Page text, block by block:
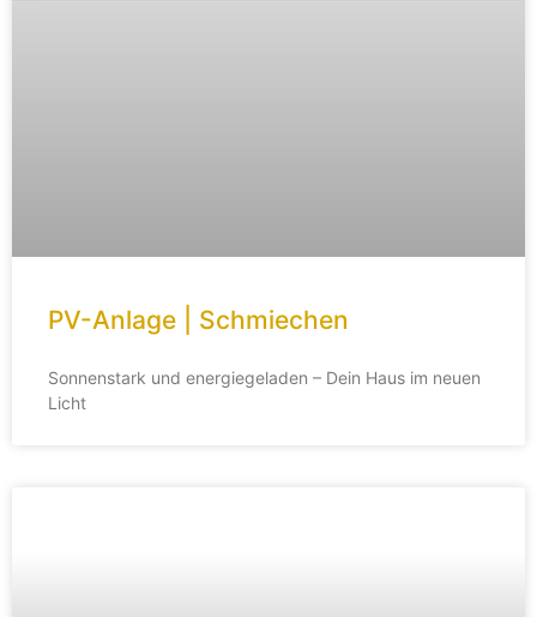
PV-Anlage | Schmiechen
Sonnenstark und energiegeladen – Dein Haus im neuen
Licht